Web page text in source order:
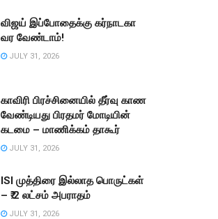
விஜய் இப்போதைக்கு கர்நாடகா
வர வேண்டாம்!
JULY 31, 2026
காவிரி பிரச்சினையில் தீர்வு காண
வேண்டியது பிரதமர் மோடியின்
கடமை – மாணிக்கம் தாகூர்
JULY 31, 2026
ISI முத்திரை இல்லாத பொருட்கள்
– ₹.2 லட்சம் அபராதம்
JULY 31, 2026